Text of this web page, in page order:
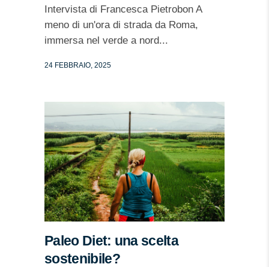
Intervista di Francesca Pietrobon A
meno di un'ora di strada da Roma,
immersa nel verde a nord...
24 FEBBRAIO, 2025
Paleo Diet: una scelta
sostenibile?